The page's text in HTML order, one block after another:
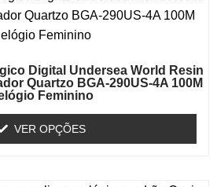
Digital Undersea World Resin
Quartzo BGA-290US-4A 100M
Feminino
VER OPÇÕES